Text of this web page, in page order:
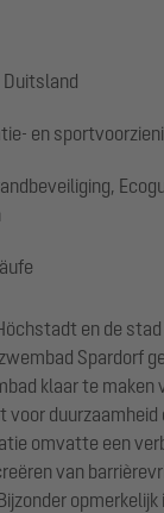
Duitsland
en
en de stad
Spardorf
klaar te maken
duurzaamheid
omvatte een
van
opmerkelijk